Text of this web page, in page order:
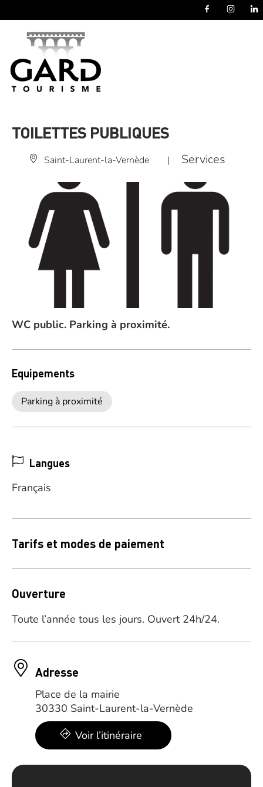
TOILETTES PUBLIQUES
Saint-Laurent-la-Vernède | Services
WC public. Parking à proximité.
Equipements
Parking à proximité
Langues
Français
Tarifs et modes de paiement
Ouverture
Toute l’année tous les jours. Ouvert 24h/24.
Adresse
Place de la mairie
30330 Saint-Laurent-la-Vernède
Voir l’itinéraire